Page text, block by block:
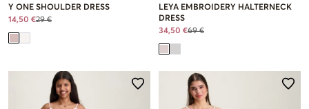
Y ONE SHOULDER DRESS
14,50 €29 €
LEYA EMBROIDERY HALTERNECK
DRESS
34,50 €69 €